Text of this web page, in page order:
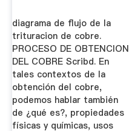
diagrama de flujo de la
trituracion de cobre.
PROCESO DE OBTENCION
DEL COBRE Scribd. En
tales contextos de la
obtención del cobre,
podemos hablar también
de ¿qué es?, propiedades
físicas y químicas, usos